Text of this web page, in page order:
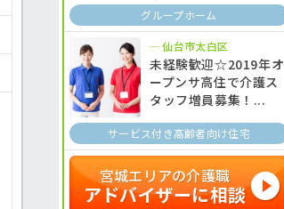
グループホーム
仙台市太白区
未経験歓迎☆2019年オ
ープンサ高住で介護ス
タッフ増員募集！...
サービス付き高齢者向け住宅
宮城エリアの介護職
アドバイザーに相談